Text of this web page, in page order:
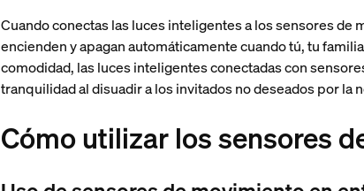
Cuando conectas las luces inteligentes a los sensores
encienden y apagan automáticamente cuando tú, tu
comodidad, las luces inteligentes conectadas con
tranquilidad al disuadir a los invitados no deseados por la
Cómo utilizar los sensores